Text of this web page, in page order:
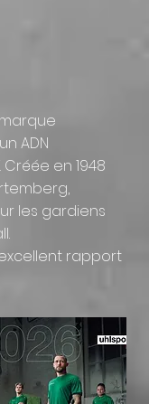
ADN
Créée en 1948
les gardiens
rapport